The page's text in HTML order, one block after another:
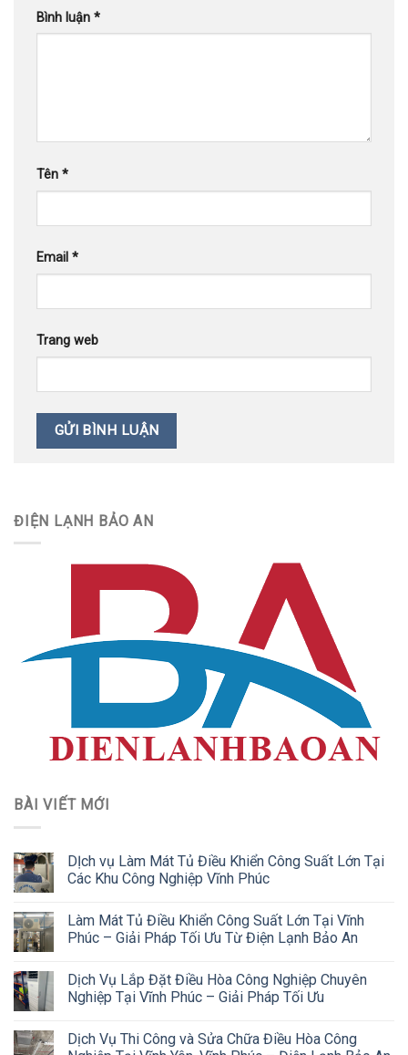
Bình luận *
Tên *
Email *
Trang web
ĐIỆN LẠNH BẢO AN
BÀI VIẾT MỚI
DỊch vụ Làm Mát Tủ Điều Khiển Công Suất Lớn Tại
Các Khu Công Nghiệp Vĩnh Phúc
Làm Mát Tủ Điều Khiển Công Suất Lớn Tại Vĩnh
Phúc – Giải Pháp Tối Ưu Từ Điện Lạnh Bảo An
Dịch Vụ Lắp Đặt Điều Hòa Công Nghiệp Chuyên
Nghiệp Tại Vĩnh Phúc – Giải Pháp Tối Ưu
Dịch Vụ Thi Công và Sửa Chữa Điều Hòa Công